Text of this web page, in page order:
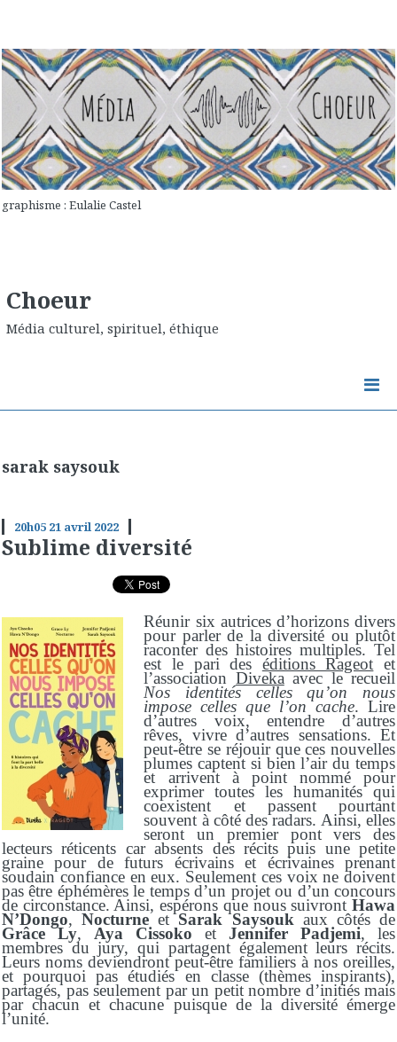
graphisme : Eulalie Castel
Choeur
Média culturel, spirituel, éthique
sarak saysouk
20h05 21 avril 2022
Sublime diversité
Réunir six autrices d’horizons divers
pour parler de la diversité ou plutôt
raconter des histoires multiples. Tel
est le pari des éditions Rageot et
l’association Divekaavec le recueil
Nos identités celles qu’on nous
impose celles que l’on cache. Lire
d’autres voix, entendre d’autres
rêves, vivre d’autres sensations. Et
peut-être se réjouir que ces nouvelles
plumes captent si bien l’air du temps
et arrivent à point nommé pour
exprimer toutes les humanités qui
coexistent et passent pourtant
souvent à côté des radars. Ainsi, elles
seront un premier pont vers des
lecteurs réticents car absents des récits puis une petite
graine pour de futurs écrivains et écrivaines prenant
soudain confiance en eux. Seulement ces voix ne doivent
pas être éphémères le temps d’un projet ou d’un concours
de circonstance. Ainsi, espérons que nous suivront Hawa
N’Dongo, NocturneetSarak Saysouk aux côtés de
Grâce Ly, Aya Cissoko et Jennifer Padjemi, les
membres du jury, qui partagent également leurs récits.
Leurs noms deviendront peut-être familiers à nos oreilles,
et pourquoi pas étudiés en classe (thèmes inspirants),
partagés, pas seulement par un petit nombre d’initiés mais
par chacun et chacune puisque de la diversité émerge
l’unité.